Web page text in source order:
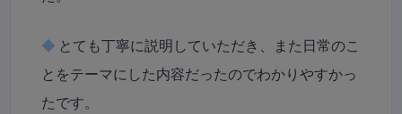
◆ とても丁寧に説明していただき、また日常のこ
とをテーマにした内容だったのでわかりやすかっ
たです。